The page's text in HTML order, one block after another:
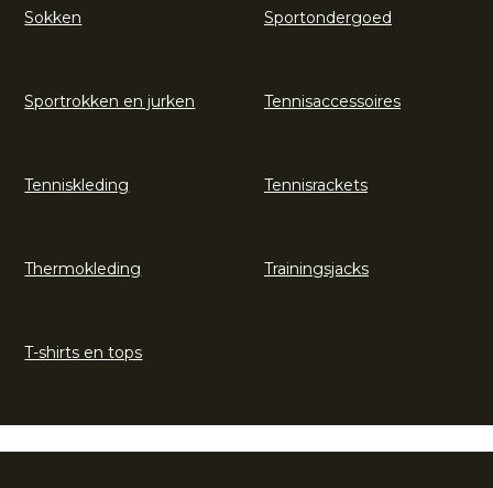
Sokken Sportondergoed
Sportrokken en jurken Tennisaccessoires
Tenniskleding Tennisrackets
Thermokleding Trainingsjacks
T-shirts en tops